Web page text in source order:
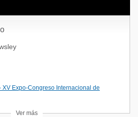
XV Expo-Congreso Internacional de
Ver más